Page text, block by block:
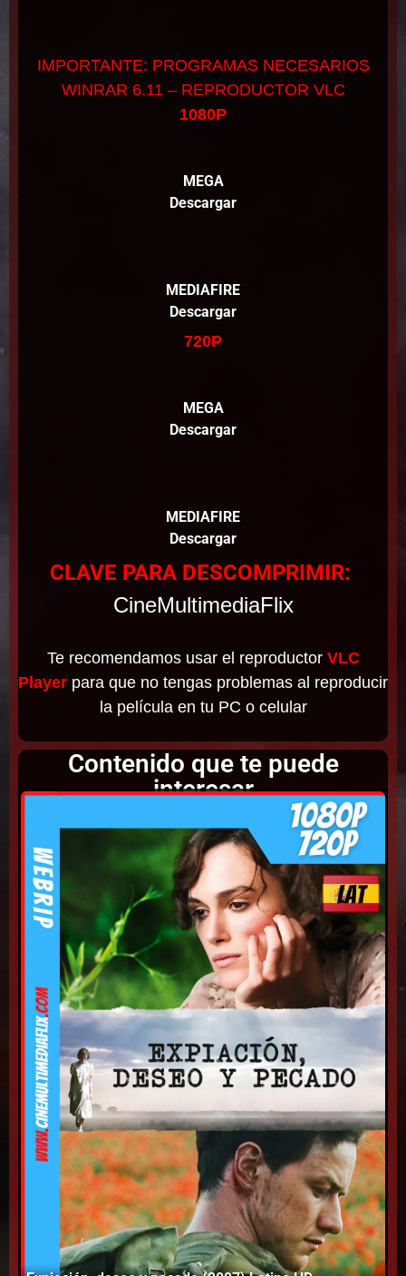
IMPORTANTE: PROGRAMAS NECESARIOS
WINRAR 6.11 – REPRODUCTOR VLC
1080P
MEGA
Descargar
MEDIAFIRE
Descargar
720P
MEGA
Descargar
MEDIAFIRE
Descargar
CLAVE PARA DESCOMPRIMIR:
CineMultimediaFlix
Te recomendamos usar el reproductor VLC
Player para que no tengas problemas al reproducir
la película en tu PC o celular
Contenido que te puede
interesar